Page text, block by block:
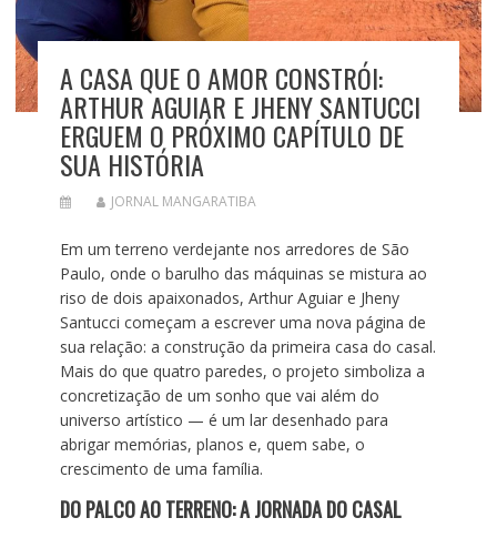
A CASA QUE O AMOR CONSTRÓI:
ARTHUR AGUIAR E JHENY SANTUCCI
ERGUEM O PRÓXIMO CAPÍTULO DE
SUA HISTÓRIA
JORNAL MANGARATIBA
Em um terreno verdejante nos arredores de São
Paulo, onde o barulho das máquinas se mistura ao
riso de dois apaixonados, Arthur Aguiar e Jheny
Santucci começam a escrever uma nova página de
sua relação: a construção da primeira casa do casal.
Mais do que quatro paredes, o projeto simboliza a
concretização de um sonho que vai além do
universo artístico — é um lar desenhado para
abrigar memórias, planos e, quem sabe, o
crescimento de uma família.
DO PALCO AO TERRENO: A JORNADA DO CASAL